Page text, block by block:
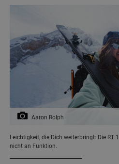
Aaron Rolph
Leichtigkeit, die Dich weiterbringt: Die RT
nicht an Funktion.